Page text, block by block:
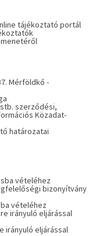
tájékoztató portál
Mérföldkő -
szerződési,
Közadat-
határozatai
vételéhez
bizonyítvány
vételéhez
irányuló eljárással
irányuló eljárással